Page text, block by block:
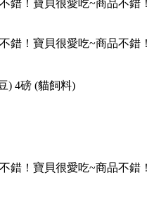
錯！寶貝很愛吃~商品不錯
錯！寶貝很愛吃~商品不錯
) 4磅 (貓飼料)
錯！寶貝很愛吃~商品不錯